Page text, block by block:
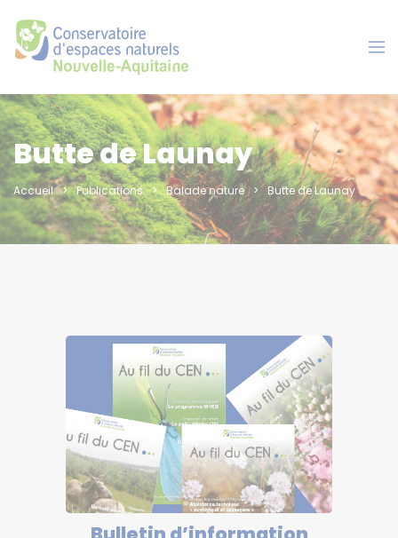
Butte de Launay
Accueil Publications Balade nature Butte de Launay